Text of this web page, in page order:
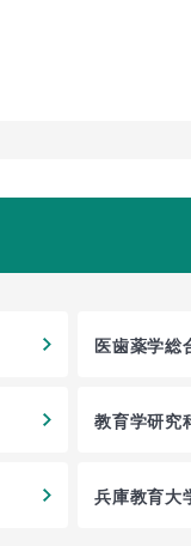
医歯薬学総
教育学研究
兵庫教育大